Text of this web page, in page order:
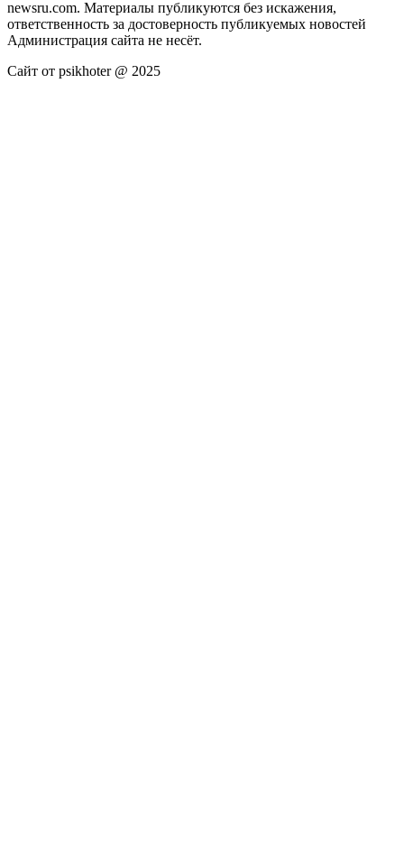
newsru.com. Материалы публикуются без искажения,
ответственность за достоверность публикуемых новостей
Администрация сайта не несёт.
Сайт от psikhoter @ 2025